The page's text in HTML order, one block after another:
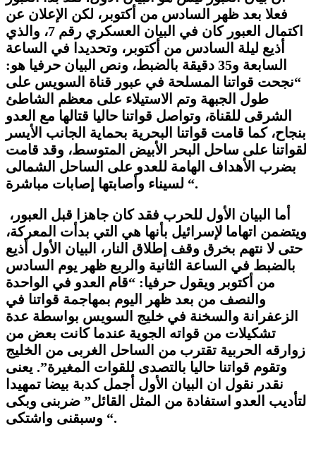
فعلا بعد ظهر السادس من أكتوبر، لكن الإعلان عن
اكتمال العبور كان في البيان العسكري رقم 7، والذي
أذيع ليلة السادس من أكتوبر، وتحديدا في الساعة
السابعة و35 دقيقة بالضبط، ونص البيان حرفيا هو:
“نجحت قواتنا المسلحة في عبور قناة السويس على
طول الجبهة وتم الاستيلاء على معظم الشاطئ
الشرقى للقناة، وتواصل قواتنا حاليا قتالها مع العدو
بنجاح، كما قامت قواتنا البحرية بحماية الجانب الأيسر
لقواتنا على ساحل البحر الأبيض المتوسط، وقد قامت
بضرب الأهداف الهامة للعدو على الساحل الشمالى
لسيناء وأصابتها إصابات مباشرة “.
ويتضمن اتهاما لإسرائيل بأنها هي التي بدأت المعركة،
حتى لا نتهم بخرق وقف إطلاق النار، البيان الأول أذيع
بالضبط في الساعة الثانية والربع ظهر يوم السادس
من أكتوبر ويقول حرفيا: “قام العدو في الواحدة
والنصف من بعد ظهر اليوم بمهاجمة قواتنا في
الزعفرانة والسخنة في خليج السويس بواسطة عدة
تشكيلات من قواته الجوية عندما كانت بعض من
زوارقه الحربية تقترب من الساحل الغربى من الخليج
وتقوم قواتنا حاليا بالتصدى للقوات المغيرة”. يعنى
نقدر نقول ان البيان الأول أجمل كدبة بيضا تمهيدا
لتأديب العدو استفادة من المثل القائل” ضربنى وبكى
وسبقنى واشتكى “.